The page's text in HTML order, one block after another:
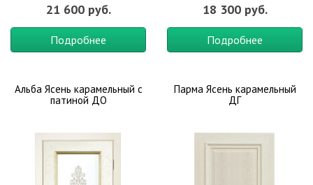
21 600 руб.
Подробнее
18 300 руб.
Подробнее
Альба Ясень карамельный с
патиной ДО
Парма Ясень карамельный
ДГ